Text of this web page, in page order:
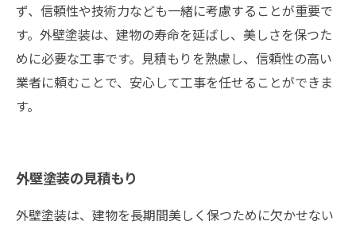
ず、信頼性や技術力なども一緒に考慮することが重要で
す。外壁塗装は、建物の寿命を延ばし、美しさを保つた
めに必要な工事です。見積もりを熟慮し、信頼性の高い
業者に頼むことで、安心して工事を任せることができま
す。
外壁塗装の見積もり
外壁塗装は、建物を長期間美しく保つために欠かせない